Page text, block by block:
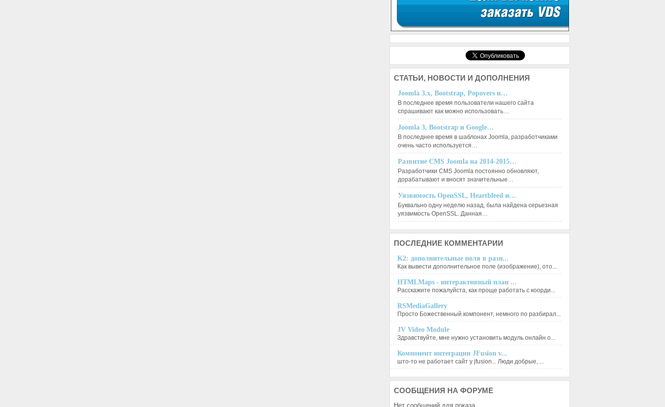
СТАТЬИ, НОВОСТИ И ДОПОЛНЕНИЯ
Joomla 3.x, Bootstrap, Popovers и…
В последнее время пользователи нашего сайта
спрашивают как можно использовать…
Joomla 3, Bootstrap и Google…
В последнее время в шаблонах Joomla, разработчиками
очень часто используется…
Развитие CMS Joomla на 2014-2015…
Разработчики CMS Joomla постоянно обновляют,
дорабатывают и вносят значительные…
Уязвимость OpenSSL, Heartbleed и…
Буквально одну неделю назад, была найдена серьезная
уязвимость OpenSSL. Данная…
ПОСЛЕДНИЕ КОММЕНТАРИИ
K2: дополнительные поля в разн...
Как вывести дополнительное поле (изображение), ото...
HTMLMaps - интерактивный план ...
Расскажите пожалуйста, как проще работать с коорди...
RSMediaGallery
Просто Божественный компонент, немного по разбирал...
JV Video Module
Здравствуйте, мне нужно установить модуль онлайн о...
Компонент интеграции JFusion v...
што-то не работает сайт у jfusion... Люди добрые, ...
СООБЩЕНИЯ НА ФОРУМЕ
Нет сообщений для показа